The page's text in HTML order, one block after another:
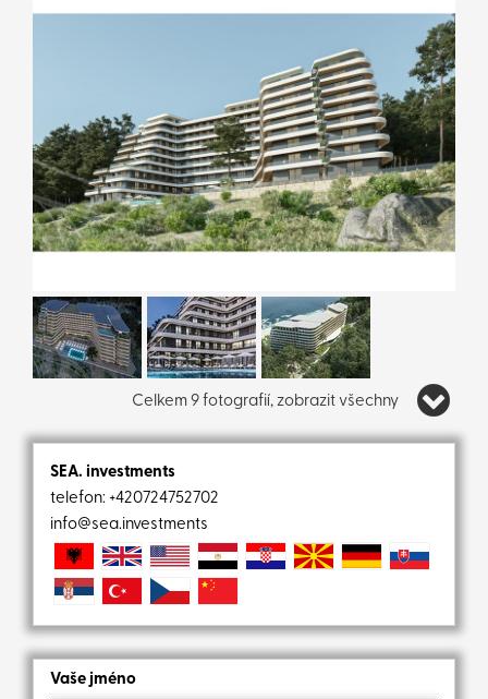
Celkem 9 fotografií, zobrazit všechny
SEA. investments
telefon: +420724752702
info@sea.investments
Vaše jméno